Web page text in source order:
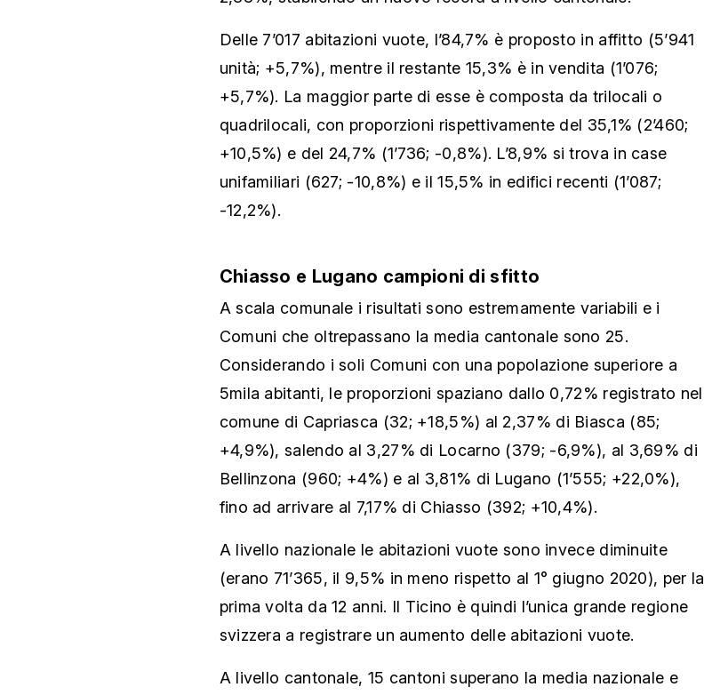
Delle 7’017 abitazioni vuote, l’84,7% è proposto in affitto (5’941
unità; +5,7%), mentre il restante 15,3% è in vendita (1’076;
+5,7%). La maggior parte di esse è composta da trilocali o
quadrilocali, con proporzioni rispettivamente del 35,1% (2’460;
+10,5%) e del 24,7% (1’736; -0,8%). L’8,9% si trova in case
unifamiliari (627; -10,8%) e il 15,5% in edifici recenti (1’087;
-12,2%).
Chiasso e Lugano campioni di sfitto
A scala comunale i risultati sono estremamente variabili e i
Comuni che oltrepassano la media cantonale sono 25.
Considerando i soli Comuni con una popolazione superiore a
5mila abitanti, le proporzioni spaziano dallo 0,72% registrato nel
comune di Capriasca (32; +18,5%) al 2,37% di Biasca (85;
+4,9%), salendo al 3,27% di Locarno (379; -6,9%), al 3,69% di
Bellinzona (960; +4%) e al 3,81% di Lugano (1’555; +22,0%),
fino ad arrivare al 7,17% di Chiasso (392; +10,4%).
A livello nazionale le abitazioni vuote sono invece diminuite
(erano 71’365, il 9,5% in meno rispetto al 1° giugno 2020), per la
prima volta da 12 anni. Il Ticino è quindi l’unica grande regione
svizzera a registrare un aumento delle abitazioni vuote.
A livello cantonale, 15 cantoni superano la media nazionale e